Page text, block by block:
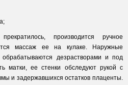
производится ручное
массаж ее на кулаке. Наружные
дезрастворами и под
матки, ее стенки обследуют рукой с
и задержавшихся остатков плаценты.